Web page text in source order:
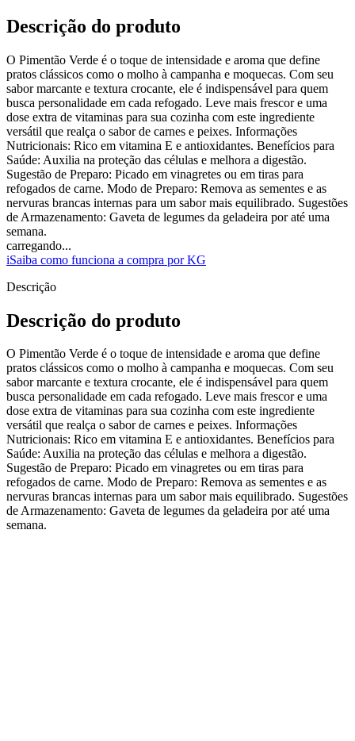
Descrição do produto
O Pimentão Verde é o toque de intensidade e aroma que define
pratos clássicos como o molho à campanha e moquecas. Com seu
sabor marcante e textura crocante, ele é indispensável para quem
busca personalidade em cada refogado. Leve mais frescor e uma
dose extra de vitaminas para sua cozinha com este ingrediente
versátil que realça o sabor de carnes e peixes. Informações
Nutricionais: Rico em vitamina E e antioxidantes. Benefícios para
Saúde: Auxilia na proteção das células e melhora a digestão.
Sugestão de Preparo: Picado em vinagretes ou em tiras para
refogados de carne. Modo de Preparo: Remova as sementes e as
nervuras brancas internas para um sabor mais equilibrado. Sugestões
de Armazenamento: Gaveta de legumes da geladeira por até uma
semana.
carregando...
iSaiba como funciona a compra por KG
Descrição
Descrição do produto
O Pimentão Verde é o toque de intensidade e aroma que define
pratos clássicos como o molho à campanha e moquecas. Com seu
sabor marcante e textura crocante, ele é indispensável para quem
busca personalidade em cada refogado. Leve mais frescor e uma
dose extra de vitaminas para sua cozinha com este ingrediente
versátil que realça o sabor de carnes e peixes. Informações
Nutricionais: Rico em vitamina E e antioxidantes. Benefícios para
Saúde: Auxilia na proteção das células e melhora a digestão.
Sugestão de Preparo: Picado em vinagretes ou em tiras para
refogados de carne. Modo de Preparo: Remova as sementes e as
nervuras brancas internas para um sabor mais equilibrado. Sugestões
de Armazenamento: Gaveta de legumes da geladeira por até uma
semana.